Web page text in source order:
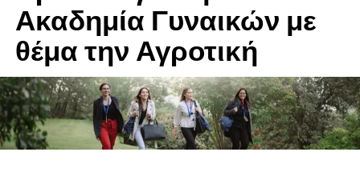
Ακαδημία Γυναικών με
θέμα την Αγροτική